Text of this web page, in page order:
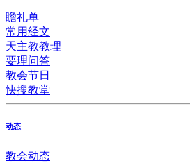
瞻礼单
常用经文
天主教教理
要理问答
教会节日
快搜教堂
动态
教会动态